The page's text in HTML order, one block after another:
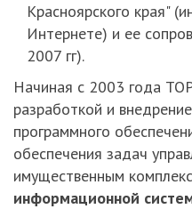
Красноярского края"
Интернете) и ее
2007 гг).
Начиная с 2003 года
разработкой и
программного
обеспечения задач
имущественным
информационной